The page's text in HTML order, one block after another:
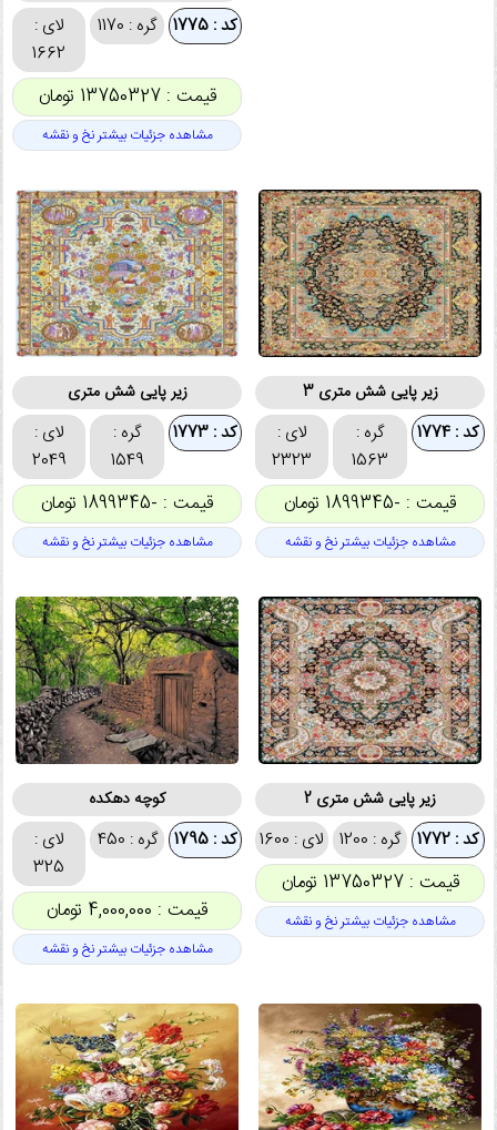
کد : 1775 گره : 1170
لای :
1662
قیمت : 13750327 تومان
مشاهده جزئیات بیشتر نخ و نقشه
زیر پایی شش متری 3
کد : 1774
گره :
1563
لای :
2323
قیمت : -1899345 تومان
مشاهده جزئیات بیشتر نخ و نقشه
زیر پایی شش متری
کد : 1773
گره :
1549
لای :
2049
قیمت : -1899345 تومان
مشاهده جزئیات بیشتر نخ و نقشه
زیر پایی شش متری 2
کد : 1772 گره : 1200 لای : 1600
قیمت : 13750327 تومان
مشاهده جزئیات بیشتر نخ و نقشه
کوچه دهکده
کد : 1795 گره : 450
لای :
325
قیمت : 4,000,000 تومان
مشاهده جزئیات بیشتر نخ و نقشه